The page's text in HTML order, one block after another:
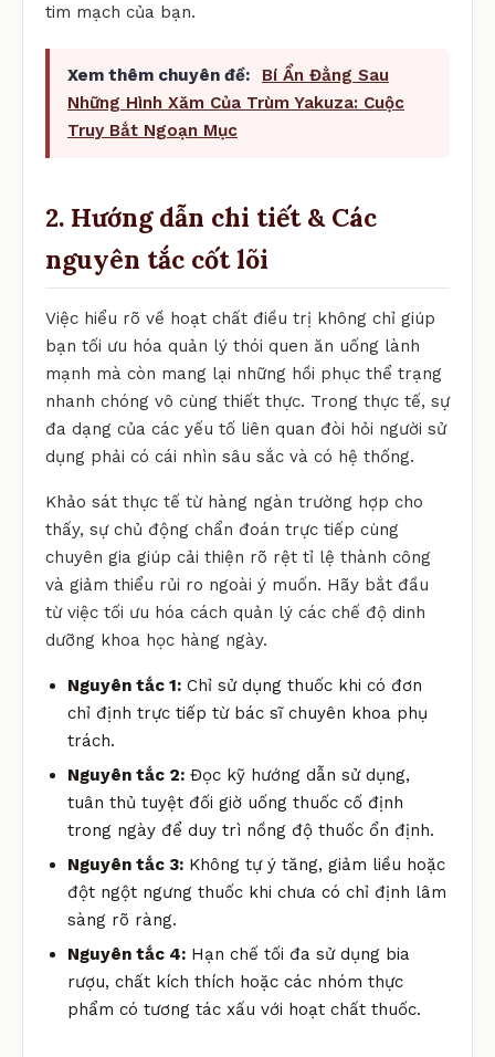
tim mạch của bạn.
Xem thêm chuyên đề:
Bí Ẩn Đằng Sau
Những Hình Xăm Của Trùm Yakuza: Cuộc
Truy Bắt Ngoạn Mục
2. Hướng dẫn chi tiết & Các
nguyên tắc cốt lõi
Việc hiểu rõ về hoạt chất điều trị không chỉ giúp
bạn tối ưu hóa quản lý thói quen ăn uống lành
mạnh mà còn mang lại những hồi phục thể trạng
nhanh chóng vô cùng thiết thực. Trong thực tế, sự
đa dạng của các yếu tố liên quan đòi hỏi người sử
dụng phải có cái nhìn sâu sắc và có hệ thống.
Khảo sát thực tế từ hàng ngàn trường hợp cho
thấy, sự chủ động chẩn đoán trực tiếp cùng
chuyên gia giúp cải thiện rõ rệt tỉ lệ thành công
và giảm thiểu rủi ro ngoài ý muốn. Hãy bắt đầu
từ việc tối ưu hóa cách quản lý các chế độ dinh
dưỡng khoa học hàng ngày.
Nguyên tắc 1: Chỉ sử dụng thuốc khi có đơn
chỉ định trực tiếp từ bác sĩ chuyên khoa phụ
trách.
Nguyên tắc 2: Đọc kỹ hướng dẫn sử dụng,
tuân thủ tuyệt đối giờ uống thuốc cố định
trong ngày để duy trì nồng độ thuốc ổn định.
Nguyên tắc 3: Không tự ý tăng, giảm liều hoặc
đột ngột ngưng thuốc khi chưa có chỉ định lâm
sàng rõ ràng.
Nguyên tắc 4: Hạn chế tối đa sử dụng bia
rượu, chất kích thích hoặc các nhóm thực
phẩm có tương tác xấu với hoạt chất thuốc.